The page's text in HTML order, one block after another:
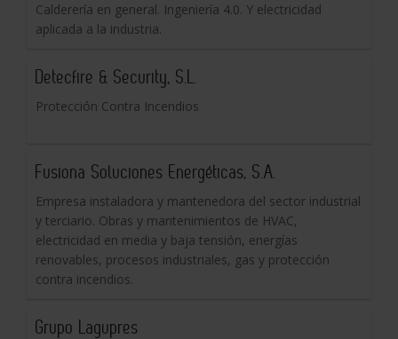
Calderería en general. Ingeniería 4.0. Y electricidad
aplicada a la industria.
Detecfire & Security, S.L.
Protección Contra Incendios
Fusiona Soluciones Energéticas, S.A.
Empresa instaladora y mantenedora del sector industrial
y terciario. Obras y mantenimientos de HVAC,
electricidad en media y baja tensión, energías
renovables, procesos industriales, gas y protección
contra incendios.
Grupo Lagupres